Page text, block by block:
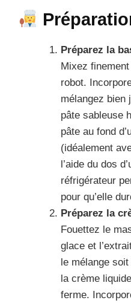
Préparez la
Mixez finement
robot.
mélangez bien
pâte sableuse
pâte au fond
(idéalement
l’aide du dos
réfrigérateur
pour qu’elle
Préparez la
Fouettez le
glace et
le mélange
la crème
ferme.